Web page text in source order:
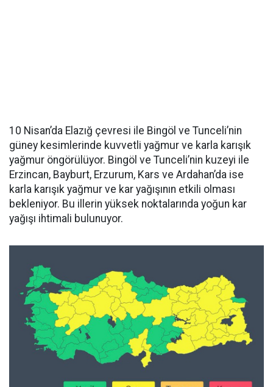
10 Nisan’da Elazığ çevresi ile Bingöl ve Tunceli’nin
güney kesimlerinde kuvvetli yağmur ve karla karışık
yağmur öngörülüyor. Bingöl ve Tunceli’nin kuzeyi ile
Erzincan, Bayburt, Erzurum, Kars ve Ardahan’da ise
karla karışık yağmur ve kar yağışının etkili olması
bekleniyor. Bu illerin yüksek noktalarında yoğun kar
yağışı ihtimali bulunuyor.